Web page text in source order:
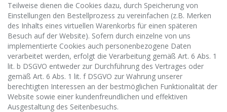
Teilweise dienen die Cookies dazu, durch Speicherung von
Einstellungen den Bestellprozess zu vereinfachen (z.B. Merken
des Inhalts eines virtuellen Warenkorbs für einen späteren
Besuch auf der Website). Sofern durch einzelne von uns
implementierte Cookies auch personenbezogene Daten
verarbeitet werden, erfolgt die Verarbeitung gemäß Art. 6 Abs. 1
lit. b DSGVO entweder zur Durchführung des Vertrages oder
gemäß Art. 6 Abs. 1 lit. f DSGVO zur Wahrung unserer
berechtigten Interessen an der bestmöglichen Funktionalität der
Website sowie einer kundenfreundlichen und effektiven
Ausgestaltung des Seitenbesuchs.